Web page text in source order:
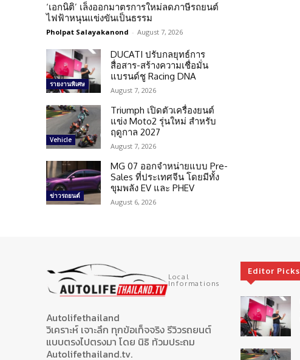
‘เอกนิติ’ เล็งออกมาตรการใหม่ลดภาษีรถยนต์
ไฟฟ้าหนุนแข่งขันเป็นธรรม
Pholpat Salayakanond - August 7, 2026
รายงานพิเศษ
DUCATI ปรับกลยุทธ์การ
สื่อสาร-สร้างความเชื่อมั่น
แบรนด์ชู Racing DNA
August 7, 2026
Vehicle
Triumph เปิดตัวเครื่องยนต์
แข่ง Moto2 รุ่นใหม่ สำหรับ
ฤดูกาล 2027
August 7, 2026
ข่าวรถยนต์
MG 07 ออกจำหน่ายแบบ Pre-
Sales ที่ประเทศจีน โดยมีทั้ง
ขุมพลัง EV และ PHEV
August 6, 2026
Local
Informations
Autolifethailand
วิเคราะห์ เจาะลึก ทุกข้อเท็จจริง รีวิวรถยนต์
แบบตรงไปตรงมา โดย นิธิ ท้วมประถม
Autolifethailand.tv.
Editor Picks